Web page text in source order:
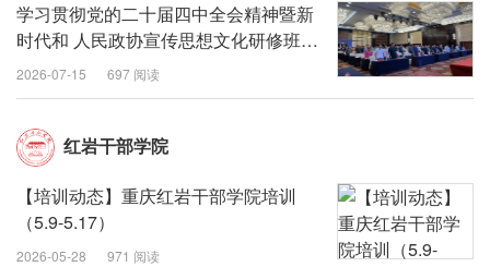
学习贯彻党的二十届四中全会精神暨新
时代和 人民政协宣传思想文化研修班在
银川开班
2026-07-15 697 阅读
红岩干部学院
【培训动态】重庆红岩干部学院培训
（5.9-5.17）
2026-05-28 971 阅读